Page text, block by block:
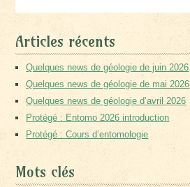
Articles récents
Quelques news de géologie de juin 2026
Quelques news de géologie de mai 2026
Quelques news de géologie d’avril 2026
Protégé : Entomo 2026 introduction
Protégé : Cours d’entomologie
Mots clés